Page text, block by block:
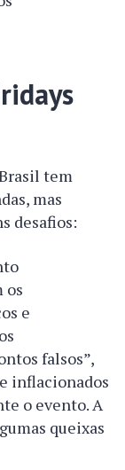
tem
mas
desafios:
os
e
falsos”,
inflacionados
o evento. A
queixas